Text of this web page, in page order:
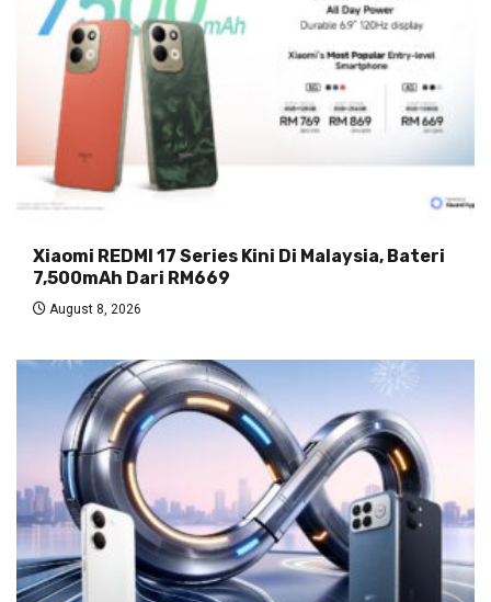
Xiaomi REDMI 17 Series Kini Di Malaysia, Bateri
7,500mAh Dari RM669
August 8, 2026